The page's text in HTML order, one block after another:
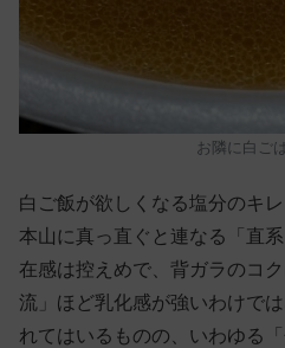
お隣に白ご
白ご飯が欲しくなる塩分のキ
本山に真っ直ぐと連なる「直
在感は控えめで、背ガラのコ
流」ほど乳化感が強いわけで
れてはいるものの、いわゆる